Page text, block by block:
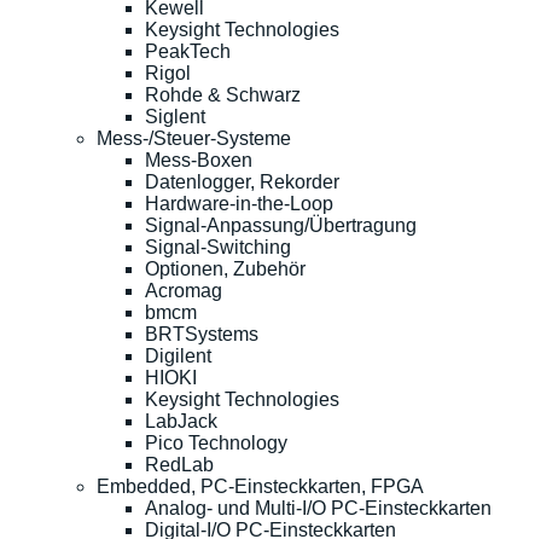
Kewell
Keysight Technologies
PeakTech
Rigol
Rohde & Schwarz
Siglent
Mess-/Steuer-Systeme
Mess-Boxen
Datenlogger, Rekorder
Hardware-in-the-Loop
Signal-Anpassung/Übertragung
Signal-Switching
Optionen, Zubehör
Acromag
bmcm
BRTSystems
Digilent
HIOKI
Keysight Technologies
LabJack
Pico Technology
RedLab
Embedded, PC-Einsteckkarten, FPGA
Analog- und Multi-I/O PC-Einsteckkarten
Digital-I/O PC-Einsteckkarten